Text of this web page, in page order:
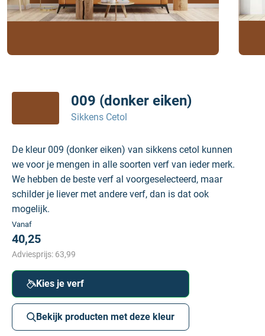
009 (donker eiken)
Sikkens Cetol
De kleur 009 (donker eiken) van sikkens cetol kunnen
we voor je mengen in alle soorten verf van ieder merk.
We hebben de beste verf al voorgeselecteerd, maar
schilder je liever met andere verf, dan is dat ook
mogelijk.
Vanaf
40,25
Adviesprijs: 63,99
Kies je verf
Bekijk producten met deze kleur